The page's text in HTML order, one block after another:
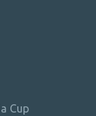
Cup